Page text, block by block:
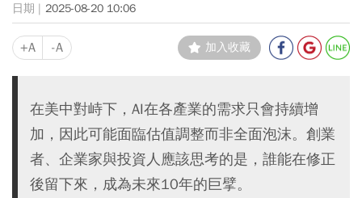
2025-08-20 10:06
+A -A 加入收藏
在美中對峙下，AI在各產業的需求只會持續增
加，因此可能面臨估值調整而非全面泡沫。創業
者、企業家與投資人應該思考的是，誰能在修正
後留下來，成為未來10年的巨擘。